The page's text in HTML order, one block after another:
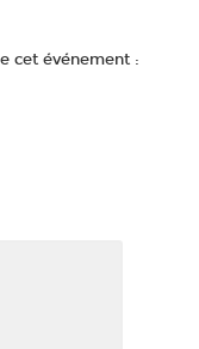
cet événement :